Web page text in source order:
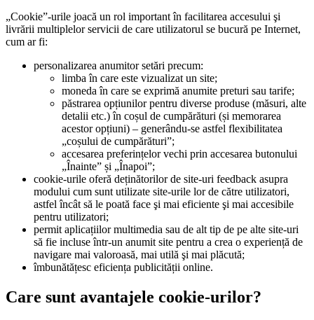
„Cookie”-urile joacă un rol important în facilitarea accesului şi
livrării multiplelor servicii de care utilizatorul se bucură pe Internet,
cum ar fi:
personalizarea anumitor setări precum:
limba în care este vizualizat un site;
moneda în care se exprimă anumite preturi sau tarife;
păstrarea opțiunilor pentru diverse produse (măsuri, alte
detalii etc.) în coșul de cumpărături (și memorarea
acestor opțiuni) – generându-se astfel flexibilitatea
„coșului de cumpărături”;
accesarea preferințelor vechi prin accesarea butonului
„Înainte” și „Înapoi”;
cookie-urile oferă deținătorilor de site-uri feedback asupra
modului cum sunt utilizate site-urile lor de către utilizatori,
astfel încât să le poată face şi mai eficiente şi mai accesibile
pentru utilizatori;
permit aplicațiilor multimedia sau de alt tip de pe alte site-uri
să fie incluse într-un anumit site pentru a crea o experiență de
navigare mai valoroasă, mai utilă şi mai plăcută;
îmbunătățesc eficiența publicității online.
Care sunt avantajele cookie-urilor?